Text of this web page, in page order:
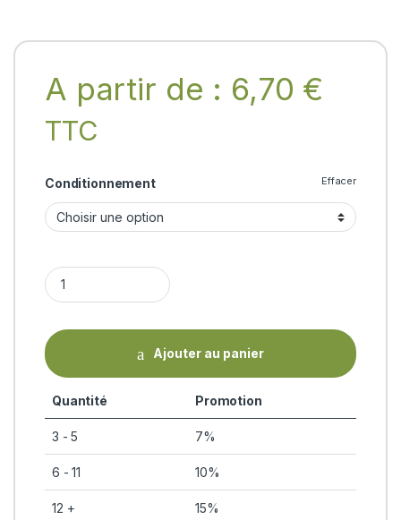
A partir de : 6,70 €
TTC
Conditionnement Effacer
KANCHANAR GUGGUL Dhootapapeshwar quantity
Ajouter au panier
Quantité Promotion
3 - 5 7%
6 - 11 10%
12 + 15%